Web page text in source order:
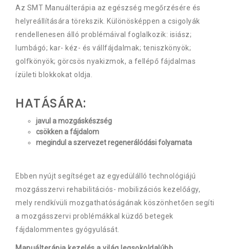
Az SMT Manuálterápia az egészség megőrzésére és
helyreállítására törekszik. Különösképpen a csigolyák
rendellenesen álló problémáival foglalkozik: isiász;
lumbágó; kar- kéz- és vállfájdalmak; teniszkönyök;
golfkönyök; görcsös nyakizmok, a fellépő fájdalmas
ízületi blokkokat oldja.
HATÁSÁRA:
javul a mozgáskészség
csökken a fájdalom
megindul a szervezet regenerálódási folyamata
Ebben nyújt segítséget az egyedülálló technológiájú
mozgásszervi rehabilitációs- mobilizációs kezelőágy,
mely rendkívüli mozgathatóságának köszönhetően segíti
a mozgásszervi problémákkal küzdő betegek
fájdalommentes gyógyulását.